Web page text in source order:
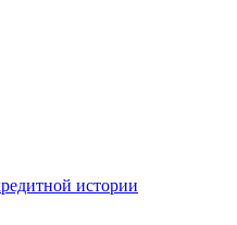
истории